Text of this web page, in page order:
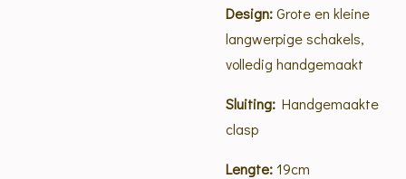
Design:Grote en kleine
langwerpige schakels,
volledig handgemaakt
Sluiting: Handgemaakte
clasp
Lengte:19cm